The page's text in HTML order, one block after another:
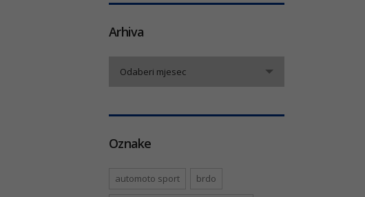
Arhiva
Odaberi mjesec
Oznake
automoto sport brdo